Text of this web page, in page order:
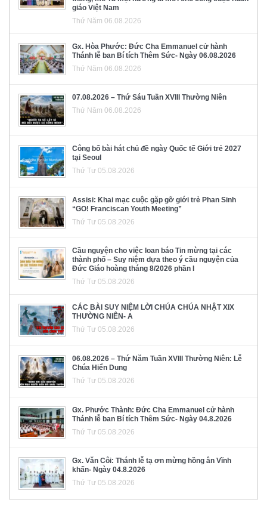
giáo Việt Nam
Thứ Năm 06.08.2026
Gx. Hòa Phước: Đức Cha Emmanuel cử hành
Thánh lễ ban Bí tích Thêm Sức- Ngày 06.08.2026
Thứ Năm 06.08.2026
07.08.2026 – Thứ Sáu Tuần XVIII Thường Niên
Thứ Năm 06.08.2026
Công bố bài hát chủ đề ngày Quốc tế Giới trẻ 2027
tại Seoul
Thứ Tư 05.08.2026
Assisi: Khai mạc cuộc gặp gỡ giới trẻ Phan Sinh
“GO! Franciscan Youth Meeting”
Thứ Tư 05.08.2026
Cầu nguyện cho việc loan báo Tin mừng tại các
thành phố – Suy niệm dựa theo ý cầu nguyện của
Đức Giáo hoàng tháng 8/2026 phần I
Thứ Tư 05.08.2026
CÁC BÀI SUY NIỆM LỜI CHÚA CHÚA NHẬT XIX
THƯỜNG NIÊN- A
Thứ Tư 05.08.2026
06.08.2026 – Thứ Năm Tuần XVIII Thường Niên: Lễ
Chúa Hiển Dung
Thứ Tư 05.08.2026
Gx. Phước Thành: Đức Cha Emmanuel cử hành
Thánh lễ ban Bí tích Thêm Sức- Ngày 04.8.2026
Thứ Tư 05.08.2026
Gx. Văn Côi: Thánh lễ tạ ơn mừng hồng ân Vĩnh
khấn- Ngày 04.8.2026
Thứ Tư 05.08.2026